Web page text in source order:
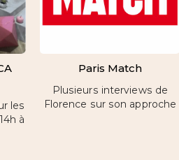
les
à
Paris Match
Plusieurs interviews de
Florence sur son approche